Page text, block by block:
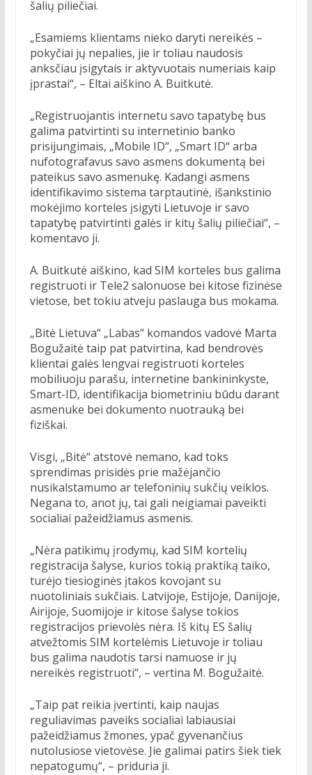
šalių piliečiai.
„Esamiems klientams nieko daryti nereikės –
pokyčiai jų nepalies, jie ir toliau naudosis
anksčiau įsigytais ir aktyvuotais numeriais kaip
įprastai“, – Eltai aiškino A. Buitkutė.
„Registruojantis internetu savo tapatybę bus
galima patvirtinti su internetinio banko
prisijungimais, „Mobile ID“, „Smart ID“ arba
nufotografavus savo asmens dokumentą bei
pateikus savo asmenukę. Kadangi asmens
identifikavimo sistema tarptautinė, išankstinio
mokėjimo korteles įsigyti Lietuvoje ir savo
tapatybę patvirtinti galės ir kitų šalių piliečiai“, –
komentavo ji.
A. Buitkutė aiškino, kad SIM korteles bus galima
registruoti ir Tele2 salonuose bei kitose fizinėse
vietose, bet tokiu atveju paslauga bus mokama.
„Bitė Lietuva“ „Labas“ komandos vadovė Marta
Bogužaitė taip pat patvirtina, kad bendrovės
klientai galės lengvai registruoti korteles
mobiliuoju parašu, internetine bankininkyste,
Smart-ID, identifikacija biometriniu būdu darant
asmenuke bei dokumento nuotrauką bei
fiziškai.
Visgi, „Bitė“ atstovė nemano, kad toks
sprendimas prisidės prie mažėjančio
nusikalstamumo ar telefoninių sukčių veiklos.
Negana to, anot jų, tai gali neigiamai paveikti
socialiai pažeidžiamus asmenis.
„Nėra patikimų įrodymų, kad SIM kortelių
registracija šalyse, kurios tokią praktiką taiko,
turėjo tiesioginės įtakos kovojant su
nuotoliniais sukčiais. Latvijoje, Estijoje, Danijoje,
Airijoje, Suomijoje ir kitose šalyse tokios
registracijos prievolės nėra. Iš kitų ES šalių
atvežtomis SIM kortelėmis Lietuvoje ir toliau
bus galima naudotis tarsi namuose ir jų
nereikės registruoti“, – vertina M. Bogužaitė.
„Taip pat reikia įvertinti, kaip naujas
reguliavimas paveiks socialiai labiausiai
pažeidžiamus žmones, ypač gyvenančius
nutolusiose vietovėse. Jie galimai patirs šiek tiek
nepatogumų“, – priduria ji.